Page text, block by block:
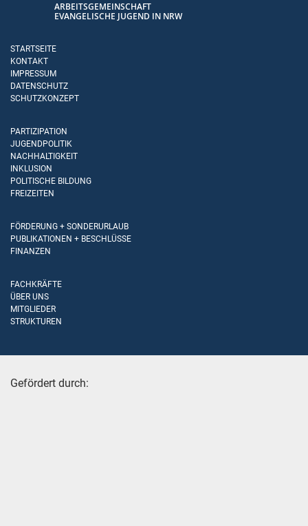
ARBEITSGEMEINSCHAFT
EVANGELISCHE JUGEND IN NRW
STARTSEITE
KONTAKT
IMPRESSUM
DATENSCHUTZ
SCHUTZKONZEPT
PARTIZIPATION
JUGENDPOLITIK
NACHHALTIGKEIT
INKLUSION
POLITISCHE BILDUNG
FREIZEITEN
FÖRDERUNG + SONDERURLAUB
PUBLIKATIONEN + BESCHLÜSSE
FINANZEN
FACHKRÄFTE
ÜBER UNS
MITGLIEDER
STRUKTUREN
Gefördert durch: